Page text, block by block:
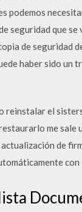
podemos
seguridad que se
de seguridad
haber sido un
reinstalar el
me sale
de
con